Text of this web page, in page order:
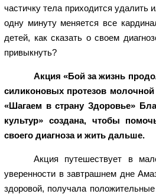
частичку тела приходится
одну минуту меняется все
детей, как сказать о своем
привыкнуть?
Акция «Бой за жизнь
силиконовых протезов
«Шагаем в страну Здоровье»
культур» создана, чтобы
своего диагноза и жить дальше.
Акция путешествует в
уверенности в завтрашнем дне
здоровой, получала